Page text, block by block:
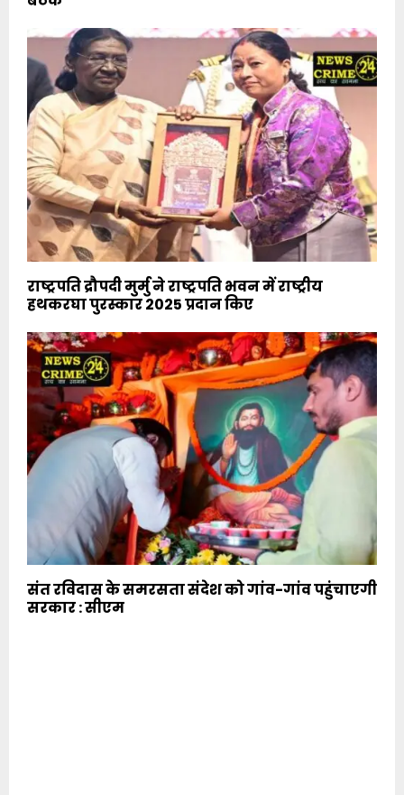
राष्ट्रपति द्रौपदी मुर्मु ने राष्ट्रपति भवन में राष्ट्रीय
हथकरघा पुरस्कार 2025 प्रदान किए
संत रविदास के समरसता संदेश को गांव-गांव पहुंचाएगी
सरकार : सीएम